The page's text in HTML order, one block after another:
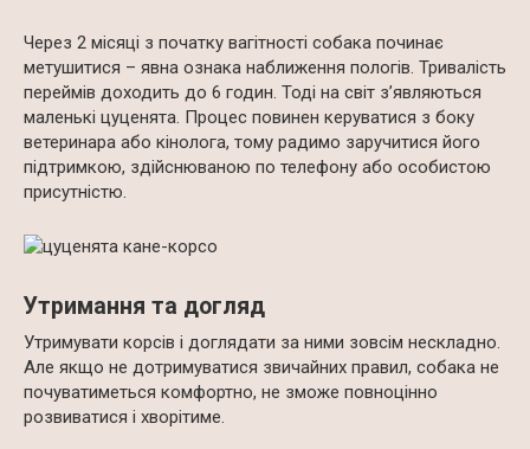
Через 2 місяці з початку вагітності собака починає
метушитися – явна ознака наближення пологів. Тривалість
переймів доходить до 6 годин. Тоді на світ з’являються
маленькі цуценята. Процес повинен керуватися з боку
ветеринара або кінолога, тому радимо заручитися його
підтримкою, здійснюваною по телефону або особистою
присутністю.
Утримання та догляд
Утримувати корсів і доглядати за ними зовсім нескладно.
Але якщо не дотримуватися звичайних правил, собака не
почуватиметься комфортно, не зможе повноцінно
розвиватися і хворітиме.